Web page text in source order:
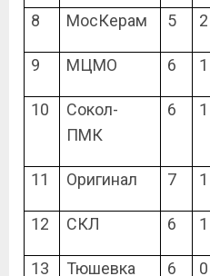
8 МосКерам 5 2
9 МЦМО 6 1
10
Сокол-
ПМК
6 1
11 Оригинал 7 1
12 СКЛ 6 1
13 Тюшевка 6 0